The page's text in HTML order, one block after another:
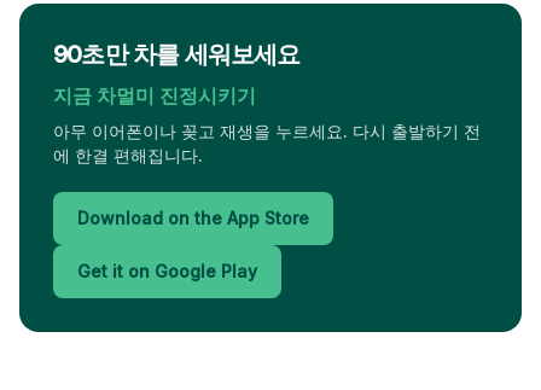
90초만 차를 세워보세요
지금 차멀미 진정시키기
아무 이어폰이나 꽂고 재생을 누르세요. 다시 출발하기 전
에 한결 편해집니다.
Download on the App Store
Get it on Google Play